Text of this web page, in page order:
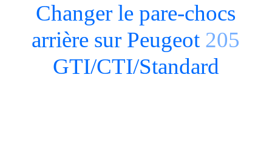
Changer le pare-chocs
arrière sur Peugeot 205
GTI/CTI/Standard